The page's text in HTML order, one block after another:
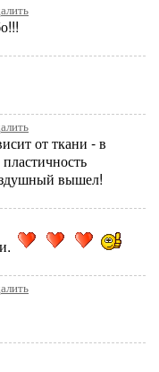
от ткани - в
вышел!